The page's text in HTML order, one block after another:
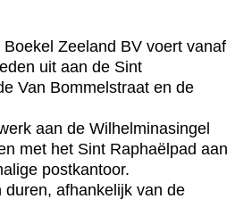
Zeeland BV voert vanaf
uit aan de Sint
Van Bommelstraat en de
aan de Wilhelminasingel
met het Sint Raphaëlpad aan
postkantoor.
afhankelijk van de